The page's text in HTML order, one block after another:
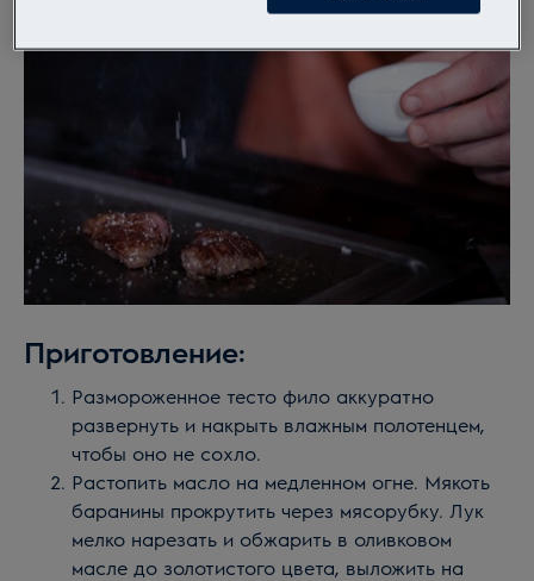
Приготовление:
Размороженное тесто фило аккуратно
развернуть и накрыть влажным полотенцем,
чтобы оно не сохло.
Растопить масло на медленном огне. Мякоть
баранины прокрутить через мясорубку. Лук
мелко нарезать и обжарить в оливковом
масле до золотистого цвета, выложить на